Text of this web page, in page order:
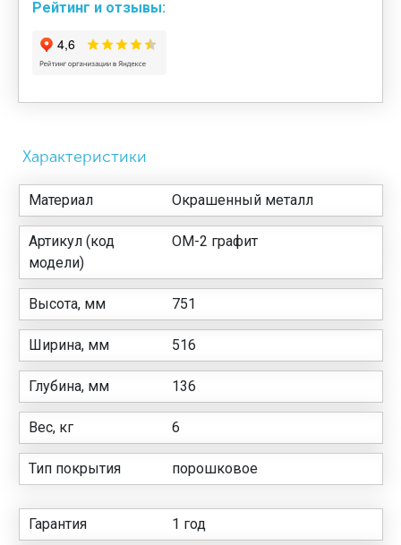
Рейтинг и отзывы:
Характеристики
Материал Окрашенный металл
Артикул (код
модели)
ОМ-2 графит
Высота, мм 751
Ширина, мм 516
Глубина, мм 136
Вес, кг 6
Тип покрытия порошковое
Гарантия 1 год